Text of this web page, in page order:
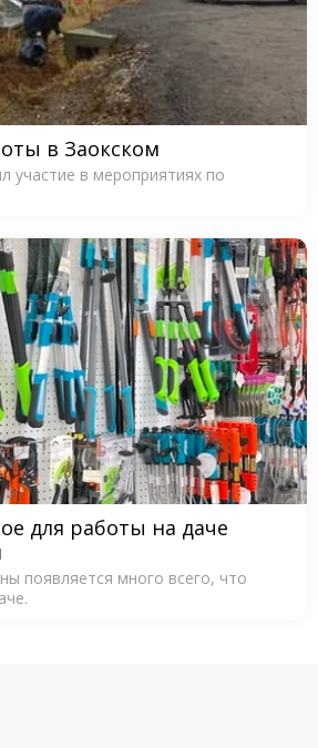
в Заокском
участие в мероприятиях по
для работы на даче
появляется много всего, что